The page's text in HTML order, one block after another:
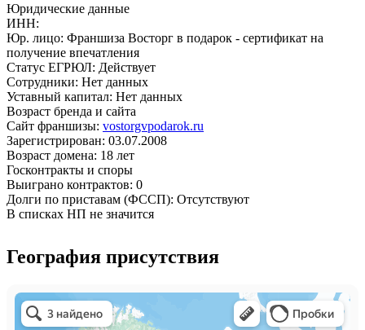
Юридические данные
ИНН:
Юр. лицо: Франшиза Восторг в подарок - сертификат на
получение впечатления
Статус ЕГРЮЛ: Действует
Сотрудники: Нет данных
Уставный капитал: Нет данных
Возраст бренда и сайта
Сайт франшизы: vostorgvpodarok.ru
Зарегистрирован: 03.07.2008
Возраст домена: 18 лет
Госконтракты и споры
Выиграно контрактов: 0
Долги по приставам (ФССП): Отсутствуют
В списках НП не значится
География присутствия